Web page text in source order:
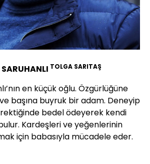
TOLGA SARITAŞ
en küçük oğlu. Özgürlüğüne
başına buyruk bir adam. Deneyip
bedel ödeyerek kendi
Kardeşleri ve yeğenlerinin
için babasıyla mücadele eder.